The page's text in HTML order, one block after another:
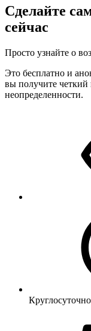
Сделайте
сейчас
Просто узнайте о
Это бесплатно и
вы получите четкий
неопределенности.
Круглосуточно